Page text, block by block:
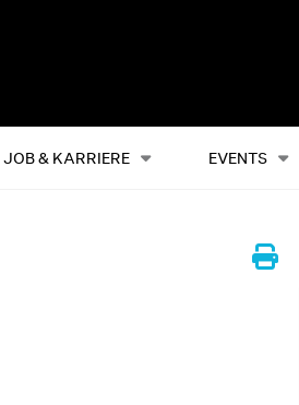
JOB & KARRIERE EVENTS
Alles Events